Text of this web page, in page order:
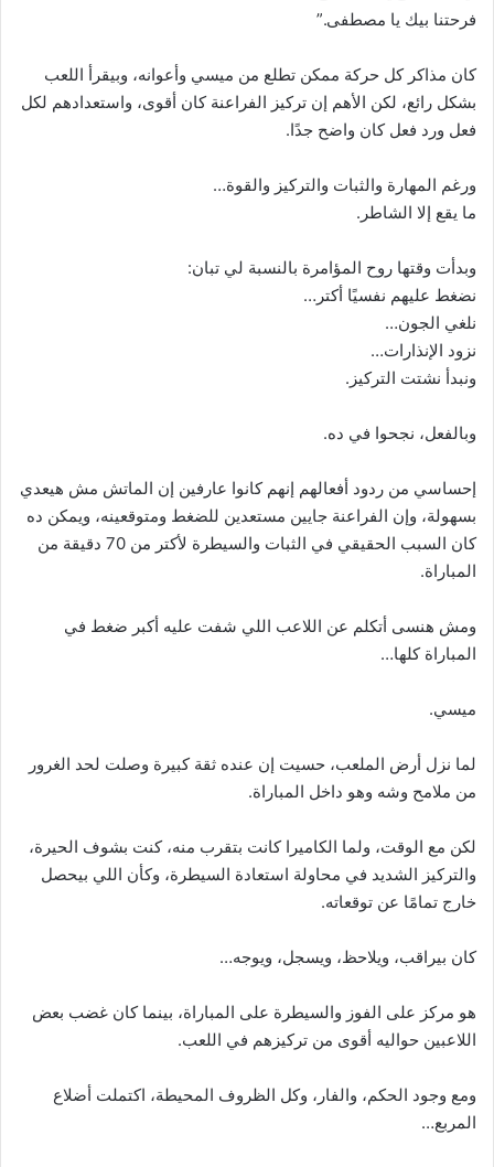
فرحتنا بيك يا مصطفى.”
كان مذاكر كل حركة ممكن تطلع من ميسي وأعوانه، وبيقرأ اللعب
بشكل رائع، لكن الأهم إن تركيز الفراعنة كان أقوى، واستعدادهم لكل
فعل ورد فعل كان واضح جدًا.
ورغم المهارة والثبات والتركيز والقوة…
ما يقع إلا الشاطر.
وبدأت وقتها روح المؤامرة بالنسبة لي تبان:
نضغط عليهم نفسيًا أكتر…
نلغي الجون…
نزود الإنذارات…
ونبدأ نشتت التركيز.
وبالفعل، نجحوا في ده.
إحساسي من ردود أفعالهم إنهم كانوا عارفين إن الماتش مش هيعدي
بسهولة، وإن الفراعنة جايين مستعدين للضغط ومتوقعينه، ويمكن ده
كان السبب الحقيقي في الثبات والسيطرة لأكتر من 70 دقيقة من
المباراة.
ومش هنسى أتكلم عن اللاعب اللي شفت عليه أكبر ضغط في
المباراة كلها…
ميسي.
لما نزل أرض الملعب، حسيت إن عنده ثقة كبيرة وصلت لحد الغرور
من ملامح وشه وهو داخل المباراة.
لكن مع الوقت، ولما الكاميرا كانت بتقرب منه، كنت بشوف الحيرة،
والتركيز الشديد في محاولة استعادة السيطرة، وكأن اللي بيحصل
خارج تمامًا عن توقعاته.
كان بيراقب، ويلاحظ، ويسجل، ويوجه…
هو مركز على الفوز والسيطرة على المباراة، بينما كان غضب بعض
اللاعبين حواليه أقوى من تركيزهم في اللعب.
ومع وجود الحكم، والفار، وكل الظروف المحيطة، اكتملت أضلاع
المربع…